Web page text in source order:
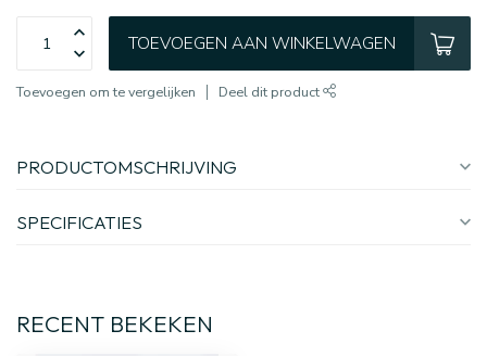
TOEVOEGEN AAN WINKELWAGEN
Toevoegen om te vergelijken Deel dit product
PRODUCTOMSCHRIJVING
SPECIFICATIES
RECENT BEKEKEN